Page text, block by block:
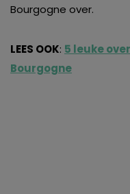
Bourgogne over.
LEES OOK: 5 leuke
Bourgogne